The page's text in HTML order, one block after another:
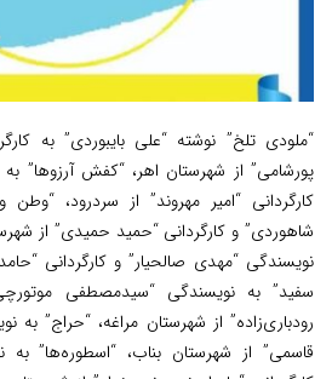
“ملودی تلخ” نوشته “علی بایبوردی” به
پورشامی” از شهرستان اهر، “کفش آرزوها”
کارگردانی “امیر مهروند” از سردرود،
شاهوردی” و کارگردانی “حمید حمیدی” از
نویسندگی “مهدی صالحیار” و کارگردانی “حامد
سفید” به نویسندگی “سیدمصطفی
رودباری‌زاده” از شهرستان مراغه، “حراج” به
قاسمی” از شهرستان بناب، “اسطوره‌ها”